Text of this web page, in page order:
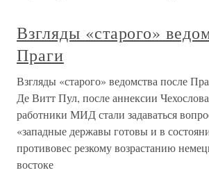
Взгляды «старого»
Праги
Взгляды «старого» ведомства после
Де Витт Пул, после аннексии
работники МИД стали задаваться
«западные держа­вы готовы и в
противовес резкому возрастанию
востоке